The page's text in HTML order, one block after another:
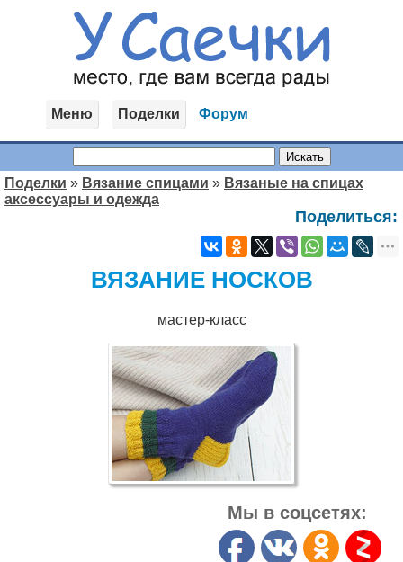
Меню Поделки Форум
Поделки » Вязание спицами » Вязаные на спицах
аксессуары и одежда
Поделиться:
ВЯЗАНИЕ НОСКОВ
мастер-класс
Мы в соцсетях: